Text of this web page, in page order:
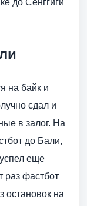
до Сенггиги
на байк и
сдал и
в залог. На
до Бали,
еще
раз фастбот
остановок на